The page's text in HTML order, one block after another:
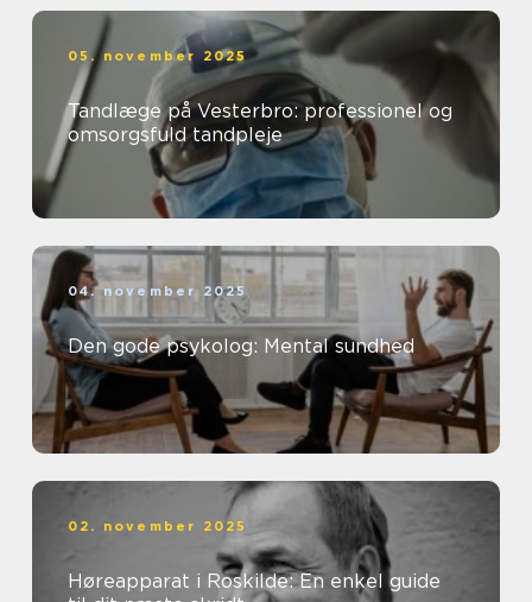
05. november 2025
Tandlæge på Vesterbro: professionel og
omsorgsfuld tandpleje
04. november 2025
Den gode psykolog: Mental sundhed
02. november 2025
Høreapparat i Roskilde: En enkel guide